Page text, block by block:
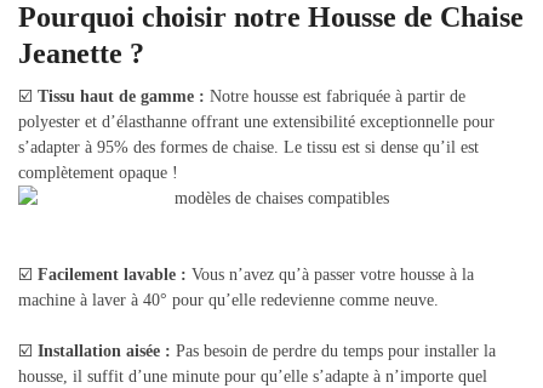
Pourquoi choisir notre Housse de Chaise
Jeanette ?
☑️ Tissu haut de gamme : Notre housse est fabriquée à partir de
polyester et d’élasthanne offrant une extensibilité exceptionnelle pour
s’adapter à 95% des formes de chaise. Le tissu est si dense qu’il est
complètement opaque !
☑️ Facilement lavable : Vous n’avez qu’à passer votre housse à la
machine à laver à 40° pour qu’elle redevienne comme neuve.
☑️ Installation aisée : Pas besoin de perdre du temps pour installer la
housse, il suffit d’une minute pour qu’elle s’adapte à n’importe quel